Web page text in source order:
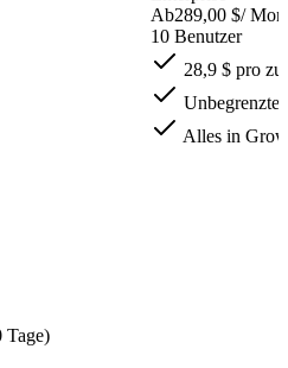
Ab289,00 $/
10 Benutzer
28,9 $ pro
Unbegrenzte
Alles in
Tage)